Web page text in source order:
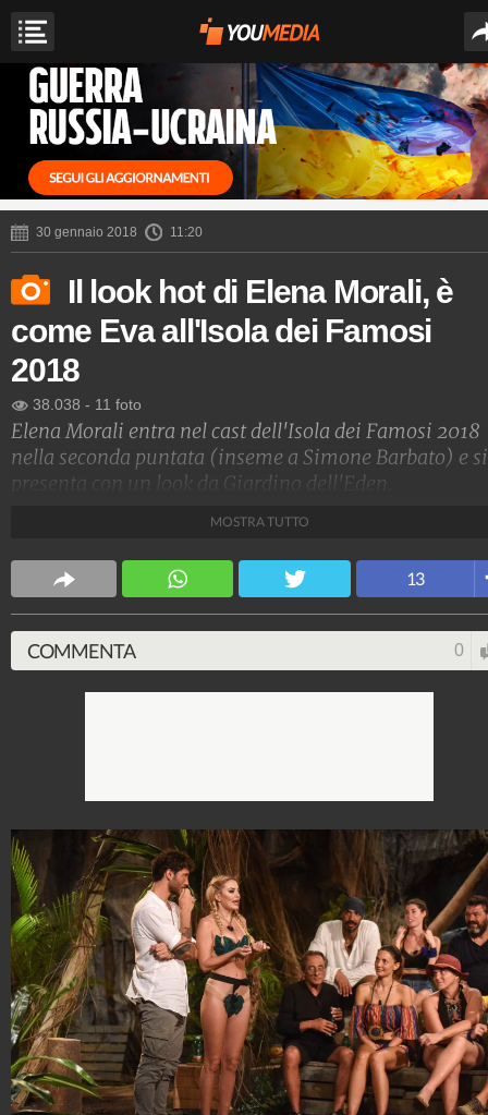
30 gennaio 2018 11:20
Il look hot di Elena Morali, è
come Eva all'Isola dei Famosi
2018
38.038 - 11 foto
Elena Morali entra nel cast dell'Isola dei Famosi 2018
nella seconda puntata (inseme a Simone Barbato) e si
presenta con un look da Giardino dell'Eden.
Spettacolo Fanpage
MOSTRA TUTTO
13
COMMENTA 0